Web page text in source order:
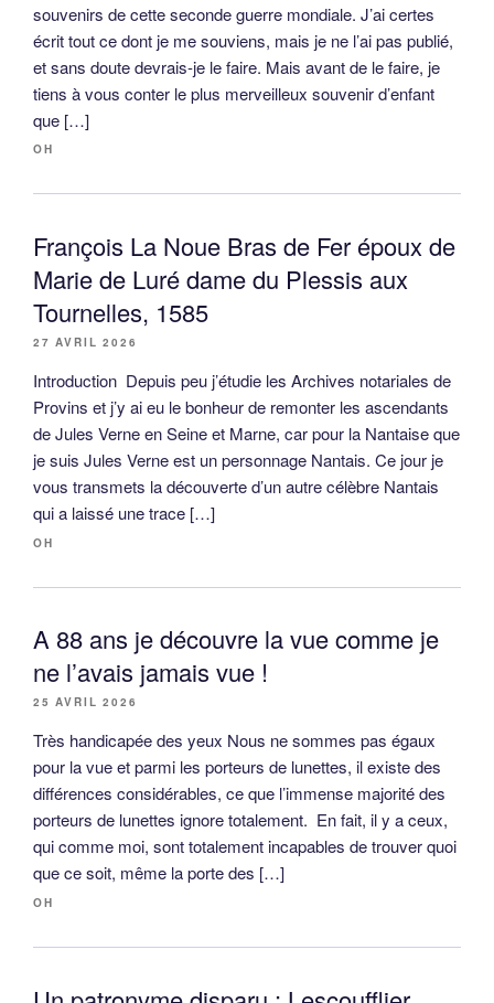
souvenirs de cette seconde guerre mondiale. J’ai certes
écrit tout ce dont je me souviens, mais je ne l’ai pas publié,
et sans doute devrais-je le faire. Mais avant de le faire, je
tiens à vous conter le plus merveilleux souvenir d’enfant
que […]
OH
François La Noue Bras de Fer époux de
Marie de Luré dame du Plessis aux
Tournelles, 1585
27 AVRIL 2026
Introduction Depuis peu j’étudie les Archives notariales de
Provins et j’y ai eu le bonheur de remonter les ascendants
de Jules Verne en Seine et Marne, car pour la Nantaise que
je suis Jules Verne est un personnage Nantais. Ce jour je
vous transmets la découverte d’un autre célèbre Nantais
qui a laissé une trace […]
OH
A 88 ans je découvre la vue comme je
ne l’avais jamais vue !
25 AVRIL 2026
Très handicapée des yeux Nous ne sommes pas égaux
pour la vue et parmi les porteurs de lunettes, il existe des
différences considérables, ce que l’immense majorité des
porteurs de lunettes ignore totalement. En fait, il y a ceux,
qui comme moi, sont totalement incapables de trouver quoi
que ce soit, même la porte des […]
OH